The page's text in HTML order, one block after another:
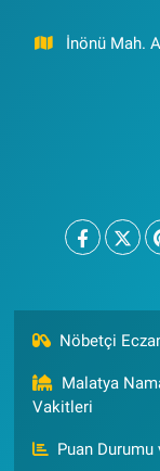
İnönü Mah.
Nöbetçi
Malatya
Vakitleri
Puan